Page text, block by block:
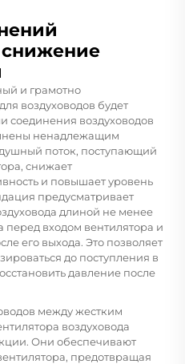
снижение
и грамотно
воздуховодов будет
соединения воздуховодов
ненадлежащим
поток, поступающий
снижает
и повышает уровень
предусматривает
длиной не менее
перед входом вентилятора и
его выхода. Это позволяет
до поступления в
давление после
между жестким
воздуховода
Они обеспечивают
предотвращая